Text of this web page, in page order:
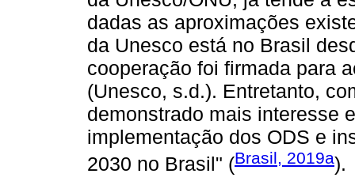
dadas as aproximações
da Unesco está no Brasil
cooperação foi firmada para
(Unesco, s.d.). Entretanto,
demonstrado mais interesse
implementação dos ODS e
2030 no Brasil" (Brasil, 2019a).